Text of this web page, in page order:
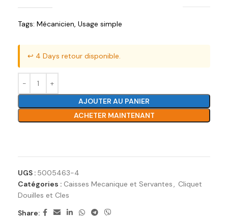
Tags: Mécanicien, Usage simple
↩️ 4 Days retour disponible.
AJOUTER AU PANIER
ACHETER MAINTENANT
UGS : 5005463-4
Catégories : Caisses Mecanique et Servantes, Cliquet
Douilles et Cles
Share: